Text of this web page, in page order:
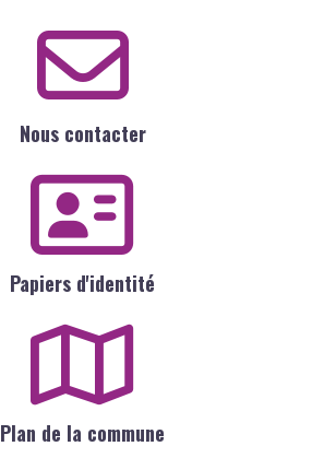
Nous contacter
Papiers d'identité
Plan de la commune